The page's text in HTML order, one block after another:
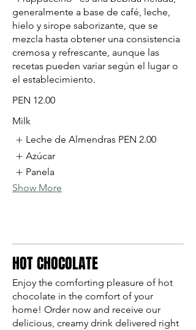
generalmente a base de café, leche,
hielo y sirope saborizante, que se
mezcla hasta obtener una consistencia
cremosa y refrescante, aunque las
recetas pueden variar según el lugar o
el establecimiento.
PEN 12.00
Milk
Leche de Almendras PEN 2.00
Azúcar
Panela
Show More
HOT CHOCOLATE
Enjoy the comforting pleasure of hot
chocolate in the comfort of your
home! Order now and receive our
delicious, creamy drink delivered right